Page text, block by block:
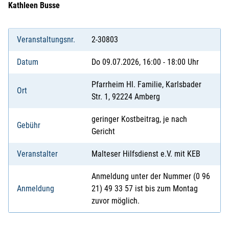
Kathleen Busse
Veranstaltungsnr. 2-30803
Datum Do 09.07.2026, 16:00 - 18:00 Uhr
Ort
Pfarrheim Hl. Familie, Karlsbader
Str. 1, 92224 Amberg
Gebühr
geringer Kostbeitrag, je nach
Gericht
Veranstalter Malteser Hilfsdienst e.V. mit KEB
Anmeldung
Anmeldung unter der Nummer (0 96
21) 49 33 57 ist bis zum Montag
zuvor möglich.